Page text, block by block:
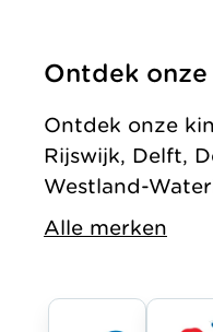
Ontdek
Ontdek onze
Rijswijk, Delft,
Westland-
Alle merken